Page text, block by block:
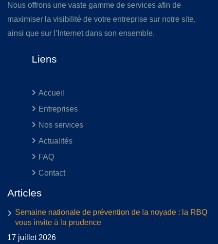
Nous offrons une vaste gamme de services afin de
maximiser la visibilité de votre entreprise sur notre site,
ainsi que sur l’Internet dans son ensemble.
Liens
Accueil
Entreprises
Nos services
Actualités
FAQ
Contact
Articles
Semaine nationale de prévention de la noyade : la RBQ
vous invite à la prudence
17 juillet 2026